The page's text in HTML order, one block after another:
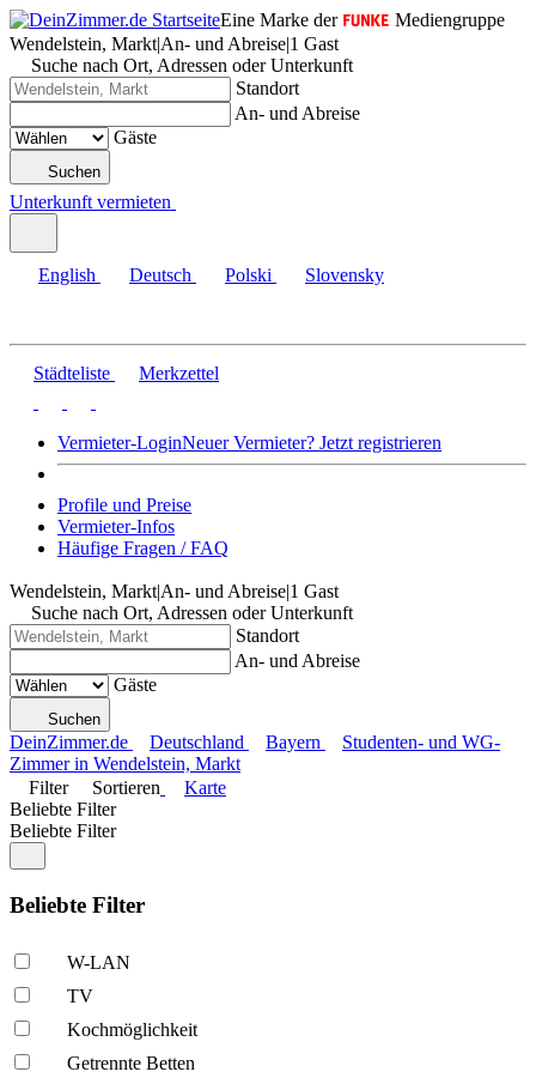
Eine Marke der
Mediengruppe
Wendelstein, Markt|An- und Abreise|1 Gast
Suche nach Ort, Adressen oder Unterkunft
Standort
An- und Abreise
Gäste
Suchen
Unterkunft vermieten
English Deutsch Polski Slovensky
Städteliste Merkzettel
Vermieter-LoginNeuer Vermieter? Jetzt registrieren
Profile und Preise
Vermieter-Infos
Häufige Fragen / FAQ
Wendelstein, Markt|An- und Abreise|1 Gast
Suche nach Ort, Adressen oder Unterkunft
Standort
An- und Abreise
Gäste
Suchen
DeinZimmer.de Deutschland Bayern
Studenten- und WG-
Zimmer in Wendelstein, Markt
Filter
Sortieren
Karte
Beliebte Filter
Beliebte Filter
Beliebte Filter
W-LAN
TV
Kochmöglich­keit
Getrennte Betten